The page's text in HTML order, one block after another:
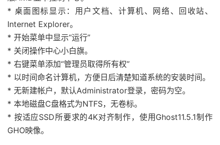
* 桌面图标显示：用户文档、计算机、网络、回收站、
Internet Explorer。
* 开始菜单中显示“运行”
* 关闭操作中心小白旗。
* 右键菜单添加“管理员取得所有权”
* 以时间命名计算机，方便日后清楚知道系统的安装时间。
* 无新建帐户，默认Administrator登录，密码为空。
* 本地磁盘C盘格式为NTFS，无卷标。
* 按适应SSD所要求的4K对齐制作，使用Ghost11.5.1制作
GHO映像。